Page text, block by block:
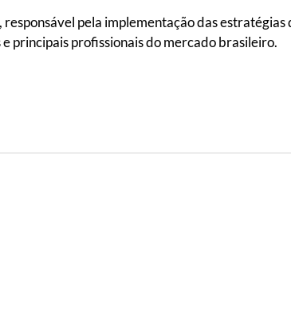
pela implementação das estratégias
principais profissionais do mercado brasileiro.